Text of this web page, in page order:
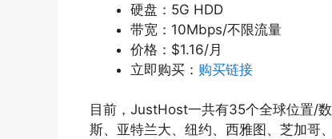
硬盘：5G HDD
带宽：10Mbps/不限流量
价格：$1.16/月
立即购买： 购买链接
目前，JustHost一共有35个全球位置/
斯、亚特兰大、纽约、西雅图、芝加哥